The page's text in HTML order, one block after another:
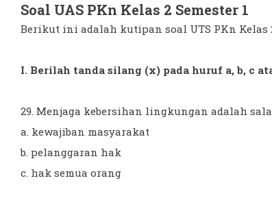
Soal UAS PKn Kelas 2 Semester 1
Berikut ini adalah kutipan soal UTS PKn
I. Berilah tanda silang (x) pada huruf a, b, c
29. Menjaga kebersihan lingkungan adalah
a. kewajiban masyarakat
b. pelanggaran hak
c. hak semua orang